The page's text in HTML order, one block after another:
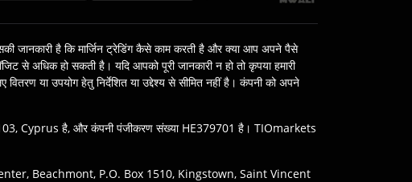
जानकारी है कि मार्जिन ट्रेडिंग कैसे काम करती है और क्या आप अपने पैसे
से अधिक हो सकती है। यदि आपको पूरी जानकारी न हो तो कृपया हमारी
या उपयोग हेतु निर्देशित या उद्देश्‍य से सीमित नहीं है। कंपनी को अपने
Cyprus है, और कंपनी पंजीकरण संख्या HE379701 है। TIOmarkets
Beachmont, P.O. Box 1510, Kingstown, Saint Vincent